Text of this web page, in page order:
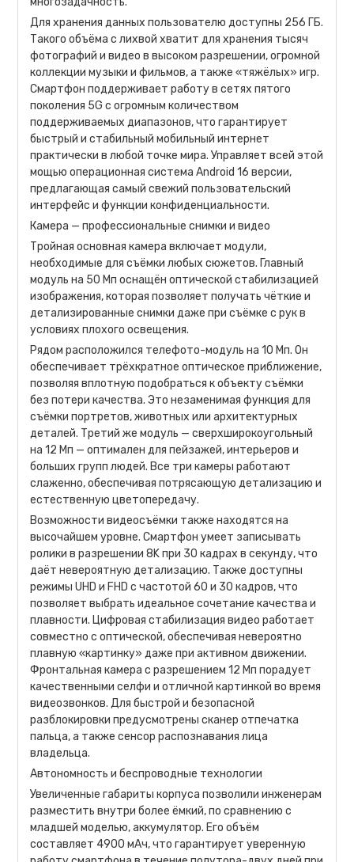
Для хранения данных пользователю доступны 256 ГБ.
Такого объёма с лихвой хватит для хранения тысяч
фотографий и видео в высоком разрешении, огромной
коллекции музыки и фильмов, а также «тяжёлых» игр.
Смартфон поддерживает работу в сетях пятого
поколения 5G с огромным количеством
поддерживаемых диапазонов, что гарантирует
быстрый и стабильный мобильный интернет
практически в любой точке мира. Управляет всей этой
мощью операционная система Android 16 версии,
предлагающая самый свежий пользовательский
интерфейс и функции конфиденциальности.
Камера — профессиональные снимки и видео
Тройная основная камера включает модули,
необходимые для съёмки любых сюжетов. Главный
модуль на 50 Мп оснащён оптической стабилизацией
изображения, которая позволяет получать чёткие и
детализированные снимки даже при съёмке с рук в
условиях плохого освещения.
Рядом расположился телефото-модуль на 10 Мп. Он
обеспечивает трёхкратное оптическое приближение,
позволяя вплотную подобраться к объекту съёмки
без потери качества. Это незаменимая функция для
съёмки портретов, животных или архитектурных
деталей. Третий же модуль — сверхширокоугольный
на 12 Мп — оптимален для пейзажей, интерьеров и
больших групп людей. Все три камеры работают
слаженно, обеспечивая потрясающую детализацию и
естественную цветопередачу.
Возможности видеосъёмки также находятся на
высочайшем уровне. Смартфон умеет записывать
ролики в разрешении 8K при 30 кадрах в секунду, что
даёт невероятную детализацию. Также доступны
режимы UHD и FHD с частотой 60 и 30 кадров, что
позволяет выбрать идеальное сочетание качества и
плавности. Цифровая стабилизация видео работает
совместно с оптической, обеспечивая невероятно
плавную «картинку» даже при активном движении.
Фронтальная камера с разрешением 12 Мп порадует
качественными селфи и отличной картинкой во время
видеозвонков. Для быстрой и безопасной
разблокировки предусмотрены сканер отпечатка
пальца, а также сенсор распознавания лица
владельца.
Автономность и беспроводные технологии
Увеличенные габариты корпуса позволили инженерам
разместить внутри более ёмкий, по сравнению с
младшей моделью, аккумулятор. Его объём
составляет 4900 мАч, что гарантирует уверенную